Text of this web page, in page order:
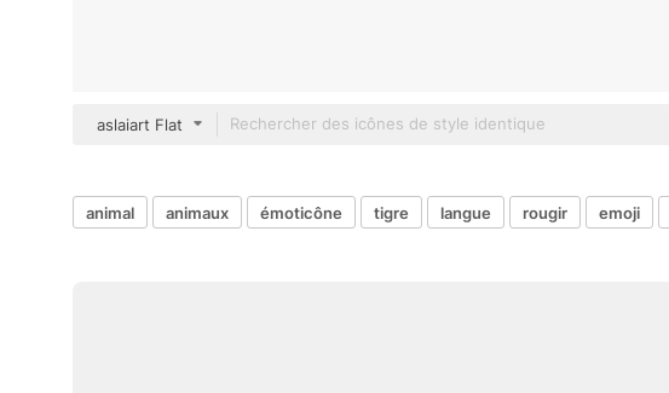
aslaiart Flat
animal animaux émoticône tigre langue rougir emoji